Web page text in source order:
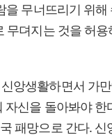
을 무너뜨리기 위
무뎌지는 것을 허
앙생활하면서 가
자신을 돌아봐야 한
패망으로 간다. 신